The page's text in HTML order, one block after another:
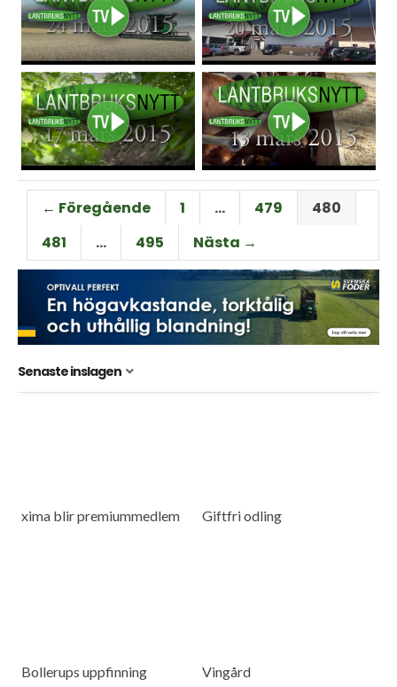
← Föregående 1 … 479
480
481
… 495 Nästa →
Senaste inslagen
xima blir premiummedlem Giftfri odling
Bollerups uppfinning Vingård